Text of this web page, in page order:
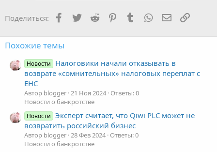
Поделиться: Facebook
TwitterReddit PinterestTumblr WhatsApp Ссылка
Похожие темы
Новости
Налоговики начали отказывать в
возврате «сомнительных» налоговых переплат с
ЕНС
Автор blogger 21 Ноя 2024 Ответы: 0
Новости о банкротстве
Новости
Эксперт считает, что Qiwi PLC может не
возвратить российский бизнес
Автор blogger 28 Фев 2024 Ответы: 0
Новости о банкротстве